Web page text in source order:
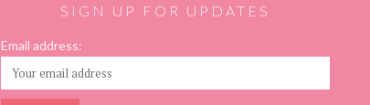
SIGN UP FOR UPDATES
Email address: